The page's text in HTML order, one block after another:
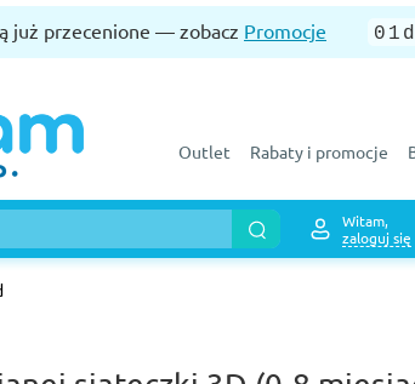
już przecenione — zobacz Promocje 01d
Outlet Rabaty i promocje
Witam,
zaloguj się